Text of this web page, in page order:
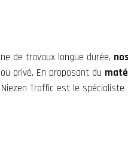
de travaux longue durée,
privé. En proposant du
Traffic est le spécialiste